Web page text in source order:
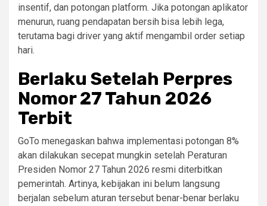
insentif, dan potongan platform. Jika potongan aplikator
menurun, ruang pendapatan bersih bisa lebih lega,
terutama bagi driver yang aktif mengambil order setiap
hari.
Berlaku Setelah Perpres
Nomor 27 Tahun 2026
Terbit
GoTo menegaskan bahwa implementasi potongan 8%
akan dilakukan secepat mungkin setelah Peraturan
Presiden Nomor 27 Tahun 2026 resmi diterbitkan
pemerintah. Artinya, kebijakan ini belum langsung
berjalan sebelum aturan tersebut benar-benar berlaku